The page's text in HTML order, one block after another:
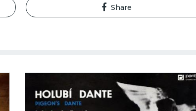
Share